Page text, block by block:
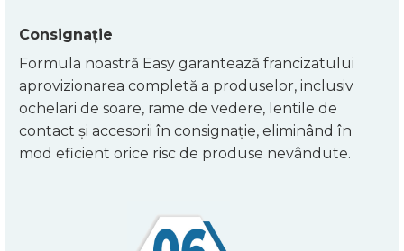
Consignație
Formula noastră Easy garantează francizatului
aprovizionarea completă a produselor, inclusiv
ochelari de soare, rame de vedere, lentile de
contact și accesorii în consignație, eliminând în
mod eficient orice risc de produse nevândute.